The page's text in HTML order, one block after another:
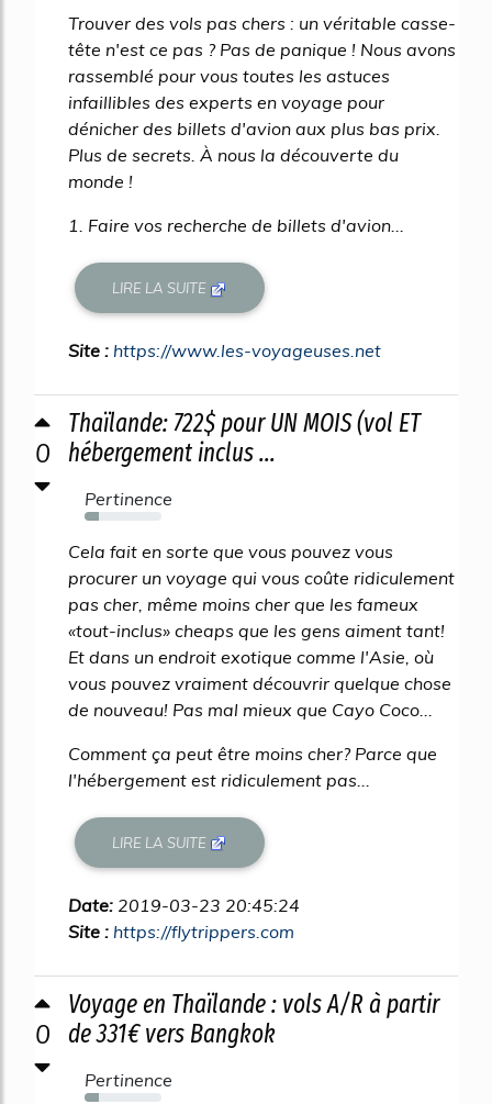
Trouver des vols pas chers : un véritable casse-
tête n'est ce pas ? Pas de panique ! Nous avons
rassemblé pour vous toutes les astuces
infaillibles des experts en voyage pour
dénicher des billets d'avion aux plus bas prix.
Plus de secrets. À nous la découverte du
monde !
1. Faire vos recherche de billets d'avion...
LIRE LA SUITE
Site : https://www.les-voyageuses.net
0
Thaïlande: 722$ pour UN MOIS (vol ET
hébergement inclus ...
Pertinence
18%
Cela fait en sorte que vous pouvez vous
procurer un voyage qui vous coûte ridiculement
pas cher, même moins cher que les fameux
«tout-inclus» cheaps que les gens aiment tant!
Et dans un endroit exotique comme l'Asie, où
vous pouvez vraiment découvrir quelque chose
de nouveau! Pas mal mieux que Cayo Coco...
Comment ça peut être moins cher? Parce que
l'hébergement est ridiculement pas...
LIRE LA SUITE
Date: 2019-03-23 20:45:24
Site : https://flytrippers.com
0
Voyage en Thaïlande : vols A/R à partir
de 331€ vers Bangkok
Pertinence